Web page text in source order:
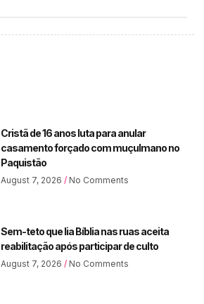
Cristã de 16 anos luta para anular
casamento forçado com muçulmano no
Paquistão
August 7, 2026 No Comments
Sem-teto que lia Bíblia nas ruas aceita
reabilitação após participar de culto
August 7, 2026 No Comments